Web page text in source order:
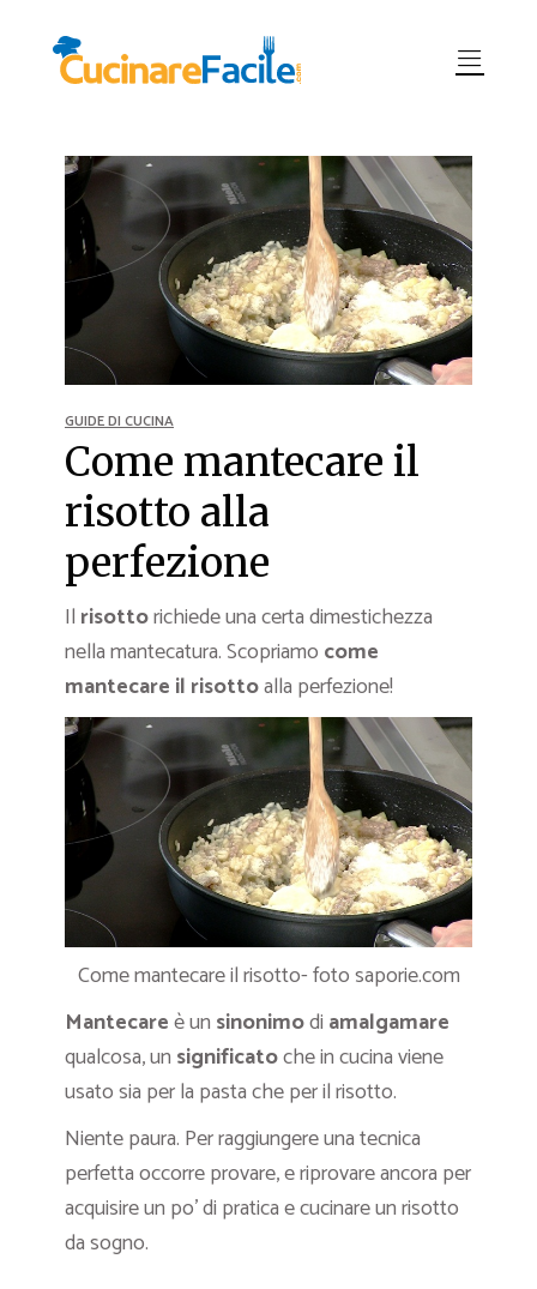
GUIDE DI CUCINA
Come mantecare il
risotto alla
perfezione
Il risottorichiede una certa dimestichezza
nella mantecatura. Scopriamo come
mantecare il risottoalla perfezione!
Come mantecare il risotto- foto saporie.com
Mantecareè un sinonimodi amalgamare
qualcosa, un significatoche in cucina viene
usato sia per la pasta che per il risotto.
Niente paura. Per raggiungere una tecnica
perfetta occorre provare, e riprovare ancora per
acquisire un po’ di pratica e cucinare un risotto
da sogno.